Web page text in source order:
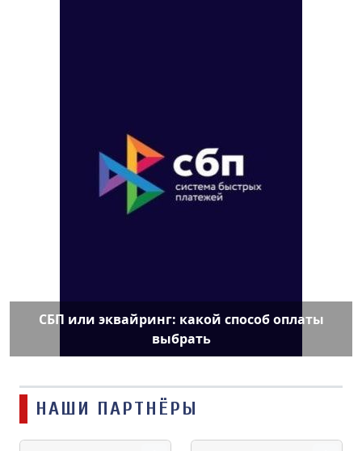
СБП или эквайринг: какой способ оплаты
выбрать
НАШИ ПАРТНЁРЫ